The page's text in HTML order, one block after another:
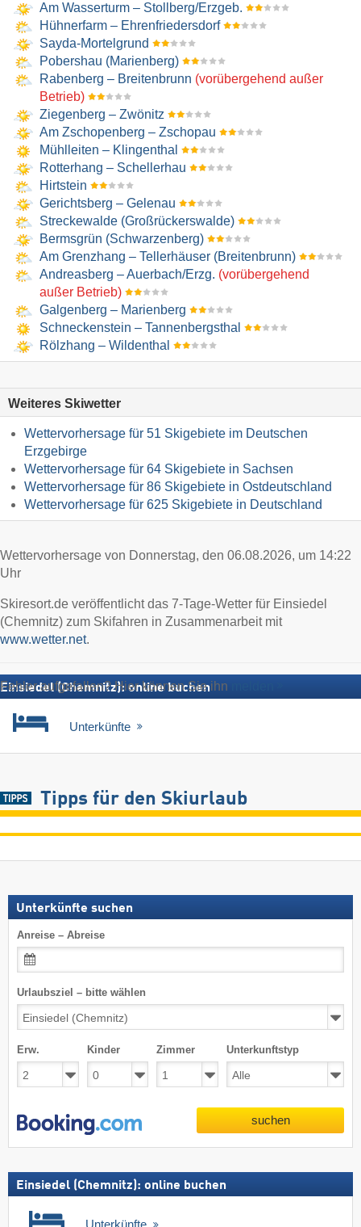
Am Wasserturm – Stollberg/​Erzgeb.
Hühnerfarm – Ehrenfriedersdorf
Sayda-Mortelgrund
Pobershau (Marienberg)
Rabenberg – Breitenbrunn (vorübergehend außer
Betrieb)
Ziegenberg – Zwönitz
Am Zschopenberg – Zschopau
Mühlleiten – Klingenthal
Rotterhang – Schellerhau
Hirtstein
Gerichtsberg – Gelenau
Streckewalde (Großrückerswalde)
Bermsgrün (Schwarzenberg)
Am Grenzhang – Tellerhäuser (Breitenbrunn)
Andreasberg – Auerbach/​Erzg. (vorübergehend
außer Betrieb)
Galgenberg – Marienberg
Schneckenstein – Tannenbergsthal
Rölzhang – Wildenthal
Weiteres Skiwetter
Wettervorhersage für 51 Skigebiete im Deutschen
Erzgebirge
Wettervorhersage für 64 Skigebiete in Sachsen
Wettervorhersage für 86 Skigebiete in Ostdeutschland
Wettervorhersage für 625 Skigebiete in Deutschland
Wettervorhersage von Donnerstag, den 06.08.2026, um 14:22
Uhr
Skiresort.de veröffentlicht das 7-Tage-Wetter für Einsiedel
(Chemnitz) zum Skifahren in Zusammenarbeit mit
www.wetter.net.
Fehler aufgefallen? Hier können Sie ihn
Einsiedel (Chemnitz): online buchen
Unterkünfte
Tipps für den Skiurlaub
Unterkünfte suchen
Anreise – Abreise
Urlaubsziel – bitte wählen
Erw. Kinder Zimmer Unterkunftstyp
suchen
Einsiedel (Chemnitz): online buchen
Unterkünfte